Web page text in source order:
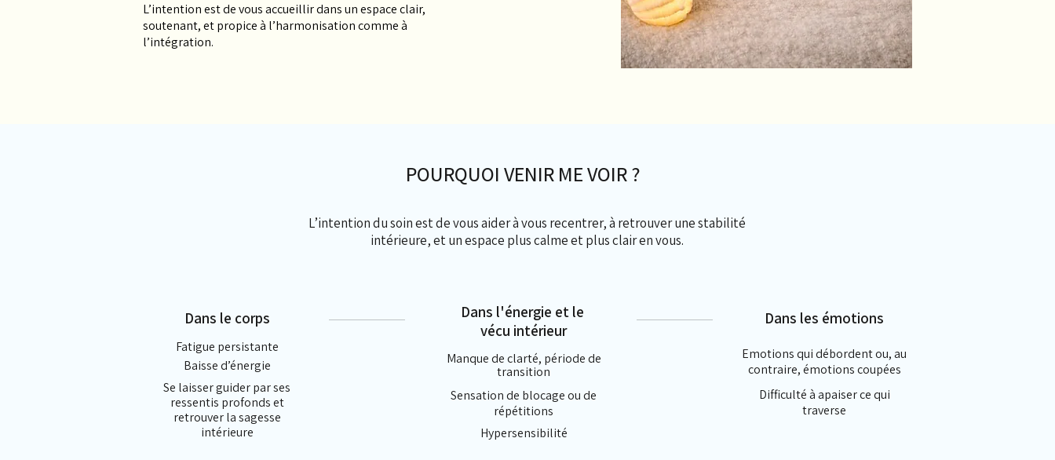
L’intention est de vous accueillir dans un espace clair,
soutenant, et propice à l’harmonisation comme à
l’intégration.
POURQUOI VENIR ME VOIR ?
L’intention du soin est de vous aider à vous recentrer, à retrouver une stabilité
intérieure, et un espace plus calme et plus clair en vous.
Dans le corps
Fatigue persistante
Baisse d’énergie
Se laisser guider par ses
ressentis profonds et
retrouver la sagesse
intérieure
Dans l'énergie et le
vécu intérieur
Manque de clarté, période de
transition
Sensation de blocage ou de
répétitions
Hypersensibilité
Dans les émotions
Emotions qui débordent ou, au
contraire, émotions coupées
Difficulté à apaiser ce qui
traverse